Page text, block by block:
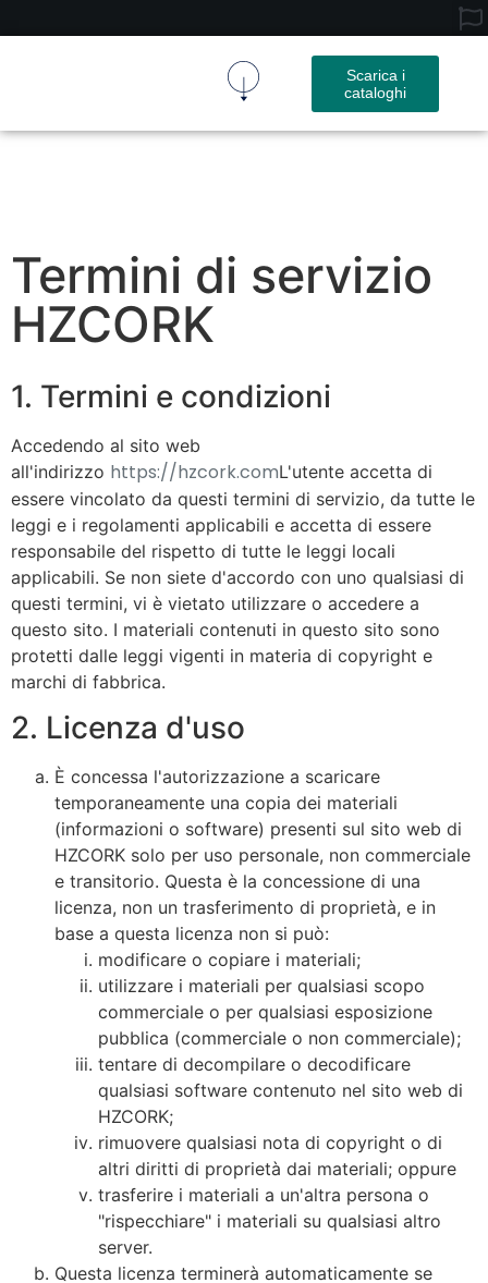
Scarica i
cataloghi
Termini di servizio
HZCORK
1. Termini e condizioni
Accedendo al sito web
all'indirizzo https://hzcork.comL'utente accetta di
essere vincolato da questi termini di servizio, da tutte le
leggi e i regolamenti applicabili e accetta di essere
responsabile del rispetto di tutte le leggi locali
applicabili. Se non siete d'accordo con uno qualsiasi di
questi termini, vi è vietato utilizzare o accedere a
questo sito. I materiali contenuti in questo sito sono
protetti dalle leggi vigenti in materia di copyright e
marchi di fabbrica.
2. Licenza d'uso
È concessa l'autorizzazione a scaricare
temporaneamente una copia dei materiali
(informazioni o software) presenti sul sito web di
HZCORK solo per uso personale, non commerciale
e transitorio. Questa è la concessione di una
licenza, non un trasferimento di proprietà, e in
base a questa licenza non si può:
modificare o copiare i materiali;
utilizzare i materiali per qualsiasi scopo
commerciale o per qualsiasi esposizione
pubblica (commerciale o non commerciale);
tentare di decompilare o decodificare
qualsiasi software contenuto nel sito web di
HZCORK;
rimuovere qualsiasi nota di copyright o di
altri diritti di proprietà dai materiali; oppure
trasferire i materiali a un'altra persona o
"rispecchiare" i materiali su qualsiasi altro
server.
Questa licenza terminerà automaticamente se